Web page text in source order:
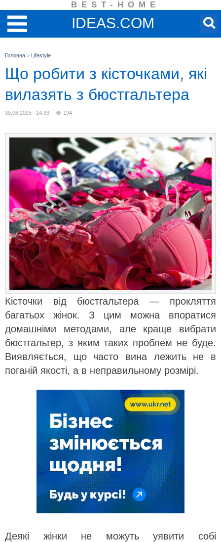
BEST-HOME
IDEAS.COM
Головна > Lifestyle
Що робити з кісточками, які
вилазять з бюстгальтера
30.06.2025 14:33 194
Кісточки від бюстгальтера — прокляття
багатьох жінок. З цим можна впоратися
домашніми методами, але краще вибрати
бюстгальтер, з яким таких проблем не буде.
Виявляється, що часто вина лежить не в
поганій якості, а в неправильному розмірі.
Деякі жінки не можуть уявити собі